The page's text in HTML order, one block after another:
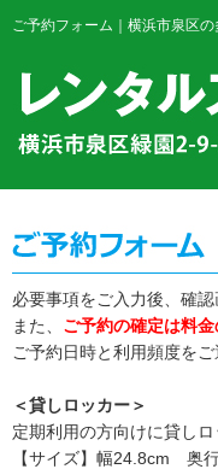
ご予約フォーム｜横浜市泉区
必要事項をご入力後、確
また、 ご予約の確定は料
ご予約日時と利用頻度を
＜貸しロッカー＞
定期利用の方向けに貸し
【サイズ】幅24.8cm